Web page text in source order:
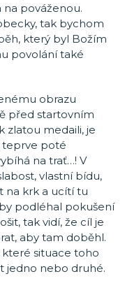
na pováženou.
tak bychom
který byl Božím
povolání také
obrazu
před startovním
zlatou medaili, je
teprve poté
na trať…! V
vlastní bídu,
na krk a ucítí tu
podléhal pokušení
tak vidí, že cíl je
aby tam doběhl.
situace toho
jedno nebo druhé.